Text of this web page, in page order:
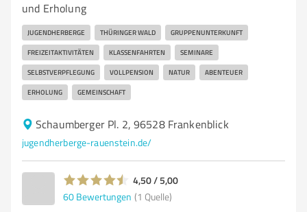
und Erholung
JUGENDHERBERGE THÜRINGER WALD GRUPPENUNTERKUNFT
FREIZEITAKTIVITÄTEN KLASSENFAHRTEN SEMINARE
SELBSTVERPFLEGUNG VOLLPENSION NATUR ABENTEUER
ERHOLUNG GEMEINSCHAFT
Schaumberger Pl. 2, 96528 Frankenblick
jugendherberge-rauenstein.de/
4,50 / 5,00
60 Bewertungen (1 Quelle)